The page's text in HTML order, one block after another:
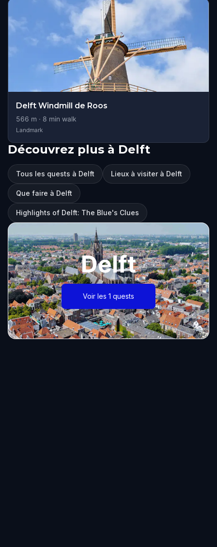
Delft Windmill de Roos
566 m · 8 min walk
Landmark
Découvrez plus à Delft
Tous les quests à Delft Lieux à visiter à Delft
Que faire à Delft
Highlights of Delft: The Blue's Clues
Delft
Voir les 1 quests